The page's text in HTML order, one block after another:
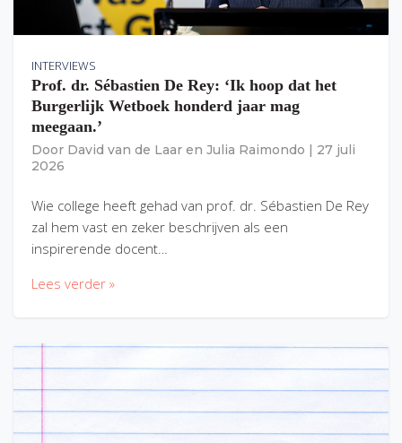
INTERVIEWS
Prof. dr. Sébastien De Rey: ‘Ik hoop dat het
Burgerlijk Wetboek honderd jaar mag
meegaan.’
Door David van de Laar en Julia Raimondo
27 juli
2026
Wie college heeft gehad van prof. dr. Sébastien De Rey
zal hem vast en zeker beschrijven als een
inspirerende docent…
Lees verder »